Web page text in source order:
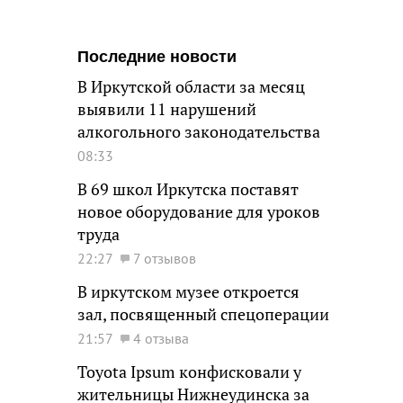
Последние новости
В Иркутской области за месяц
выявили 11 нарушений
алкогольного законодательства
08:33
В 69 школ Иркутска поставят
новое оборудование для уроков
труда
22:27 7 отзывов
В иркутском музее откроется
зал, посвященный спецоперации
21:57 4 отзыва
Toyota Ipsum конфисковали у
жительницы Нижнеудинска за